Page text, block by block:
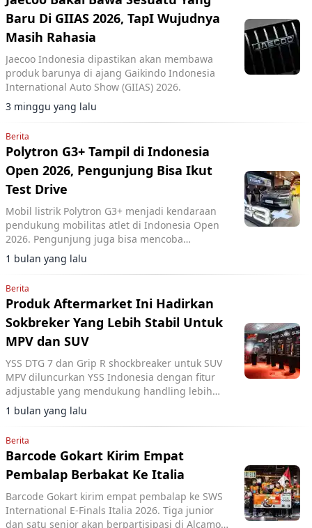
Baru Di GIIAS 2026, TapI Wujudnya
Masih Rahasia
Jaecoo Indonesia dipastikan akan membawa
produk barunya di ajang Gaikindo Indonesia
International Auto Show (GIIAS) 2026.
3 minggu yang lalu
Berita
Polytron G3+ Tampil di Indonesia
Open 2026, Pengunjung Bisa Ikut
Test Drive
Mobil listrik Polytron G3+ menjadi kendaraan
pendukung mobilitas atlet di Indonesia Open
2026. Pengunjung juga bisa mencoba
langsung melalui fasilitas test drive di Istora
Senayan.
1 bulan yang lalu
Berita
Produk Aftermarket Ini Hadirkan
Sokbreker Yang Lebih Stabil Untuk
MPV dan SUV
YSS DTG 7 dan Grip R shockbreaker untuk SUV
MPV diluncurkan YSS Indonesia dengan fitur
adjustable yang mendukung handling lebih
baik serta kenyamanan di jalan Indonesia.
1 bulan yang lalu
Berita
Barcode Gokart Kirim Empat
Pembalap Berbakat Ke Italia
Barcode Gokart kirim empat pembalap ke SWS
International E-Finals Italia 2026. Tiga junior
dan satu senior akan berpartisipasi di Alcamo,